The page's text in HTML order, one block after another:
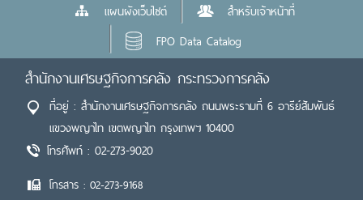
แผนผังเว็บไซต์
สำหรับเจ้าหน้าที่
FPO Data Catalog
สำนักงานเศรษฐกิจการคลัง กระทรวงการคลัง
ที่อยู่ : สำนักงานเศรษฐกิจการคลัง ถนนพระรามที่ 6 อารีย์สัมพันธ์
แขวงพญาไท เขตพญาไท กรุงเทพฯ 10400
โทรศัพท์ : 02-273-9020
โทรสาร : 02-273-9168